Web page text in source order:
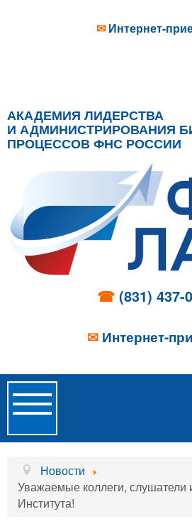
✉ Интернет-
АКАДЕМИЯ ЛИДЕРСТВА
И АДМИНИСТРИРОВАНИЯ
ПРОЦЕССОВ ФНС РОССИИ
☎ (831) 437-
✉ Интернет-
Toggle
Navigation
Главная
Об учреждении
Новости
Уважаемые коллеги, слушатели
Института!